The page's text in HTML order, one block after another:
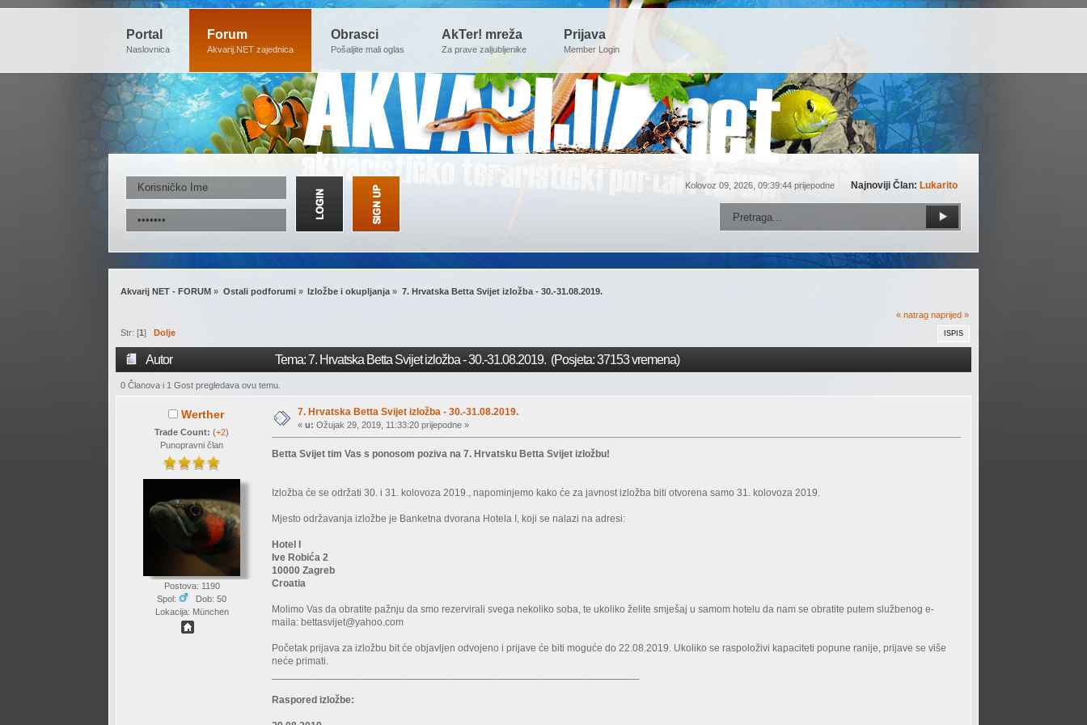
Portal
Naslovnica
Forum
Akvarij.NET zajednica
Obrasci
Pošaljite mali oglas
AkTer! mreža
Za prave zaljubljenike
Prijava
Member Login
Kolovoz 09, 2026, 09:39:44 prijepodne Najnoviji Član: Lukarito
Akvarij NET - FORUM » Ostali podforumi» Izložbe i okupljanja » 7. Hrvatska Betta Svijet izložba - 30.-31.08.2019.
« natrag naprijed »
ISPIS
Str: [1] Dolje
Autor Tema: 7. Hrvatska Betta Svijet izložba - 30.-31.08.2019. (Posjeta: 37153 vremena)
0 Članova i 1 Gost pregledava ovu temu.
Werther
Trade Count:(+2)
Punopravni član
Postova: 1190
Spol:
Dob: 50
Lokacija: München
7. Hrvatska Betta Svijet izložba - 30.-31.08.2019.
«u: Ožujak 29, 2019, 11:33:20 prijepodne »
Betta Svijet tim Vas s ponosom poziva na 7. Hrvatsku Betta Svijet izložbu!
Izložba će se održati 30. i 31. kolovoza 2019., napominjemo kako će za javnost izložba biti otvorena samo 31. kolovoza 2019.
Mjesto održavanja izložbe je Banketna dvorana Hotela I, koji se nalazi na adresi:
Hotel I
Ive Robića 2
10000 Zagreb
Croatia
Molimo Vas da obratite pažnju da smo rezervirali svega nekoliko soba, te ukoliko želite smješaj u samom hotelu da nam se obratite putem službenog e-
maila: bettasvijet@yahoo.com
Početak prijava za izložbu bit će objavljen odvojeno i prijave će biti moguće do 22.08.2019. Ukoliko se raspoloživi kapaciteti popune ranije, prijave se više
neće primati.
Raspored izložbe: